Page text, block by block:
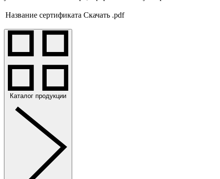
Название сертификата Скачать .pdf
Каталог продукции